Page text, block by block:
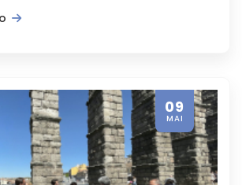
09
MAI